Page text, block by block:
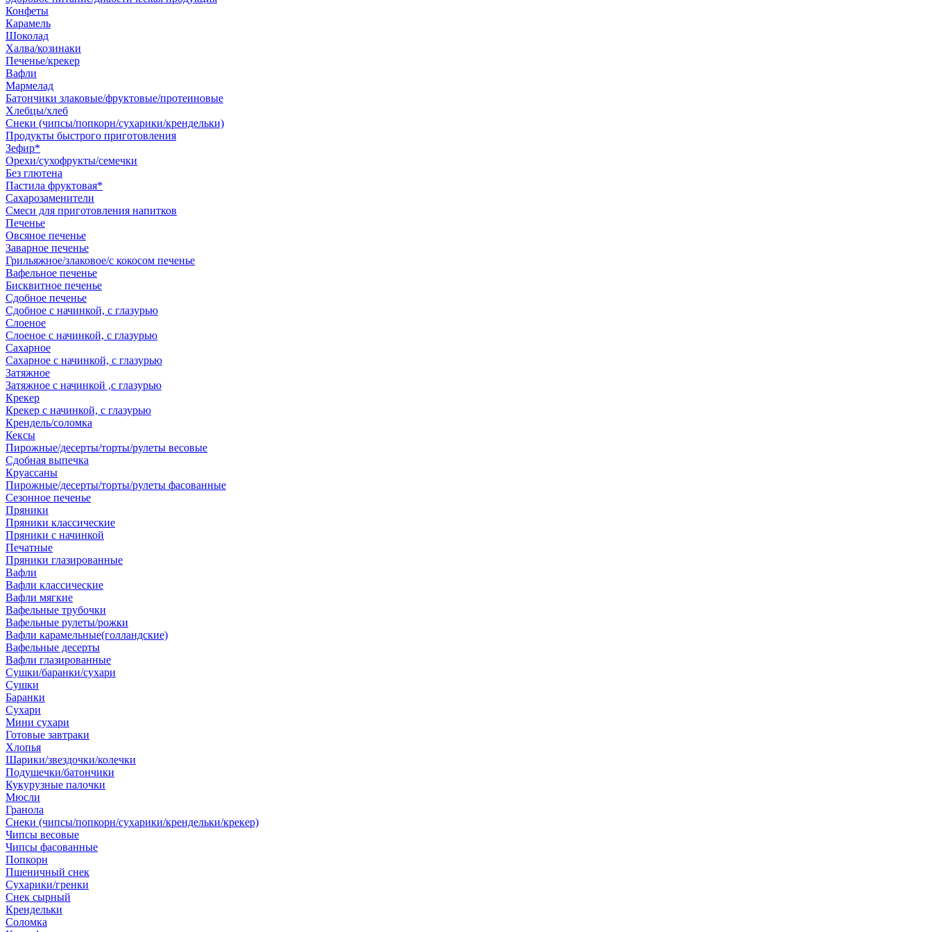
Конфеты
Карамель
Шоколад
Халва/козинаки
Печенье/крекер
Вафли
Мармелад
Батончики злаковые/фруктовые/протеиновые
Хлебцы/хлеб
Снеки (чипсы/попкорн/сухарики/крендельки)
Продукты быстрого приготовления
Зефир*
Орехи/сухофрукты/семечки
Без глютена
Пастила фруктовая*
Сахарозаменители
Смеси для приготовления напитков
Печенье
Овсяное печенье
Заварное печенье
Грильяжное/злаковое/с кокосом печенье
Вафельное печенье
Бисквитное печенье
Сдобное печенье
Сдобное с начинкой, с глазурью
Слоеное
Слоеное с начинкой, с глазурью
Сахарное
Сахарное с начинкой, с глазурью
Затяжное
Затяжное с начинкой ,с глазурью
Крекер
Крекер с начинкой, с глазурью
Крендель/соломка
Кексы
Пирожные/десерты/торты/рулеты весовые
Сдобная выпечка
Круассаны
Пирожные/десерты/торты/рулеты фасованные
Сезонное печенье
Пряники
Пряники классические
Пряники с начинкой
Печатные
Пряники глазированные
Вафли
Вафли классические
Вафли мягкие
Вафельные трубочки
Вафельные рулеты/рожки
Вафли карамельные(голландские)
Вафельные десерты
Вафли глазированные
Сушки/баранки/сухари
Сушки
Баранки
Сухари
Мини сухари
Готовые завтраки
Хлопья
Шарики/звездочки/колечки
Подушечки/батончики
Кукурузные палочки
Мюсли
Гранола
Снеки (чипсы/попкорн/сухарики/крендельки/крекер)
Чипсы весовые
Чипсы фасованные
Попкорн
Пшеничный снек
Сухарики/гренки
Снек сырный
Крендельки
Соломка